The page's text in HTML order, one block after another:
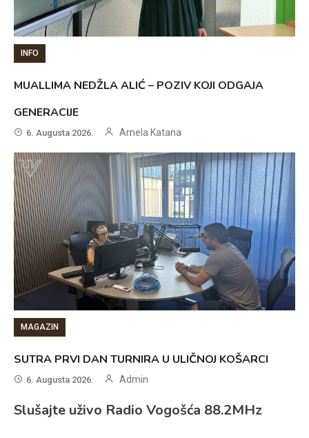
INFO
MUALLIMA NEDŽLA ALIĆ – POZIV KOJI ODGAJA
GENERACIJE
6. Augusta 2026. Arnela Katana
MAGAZIN
SUTRA PRVI DAN TURNIRA U ULIČNOJ KOŠARCI
6. Augusta 2026. Admin
Slušajte uživo Radio Vogošća 88.2MHz